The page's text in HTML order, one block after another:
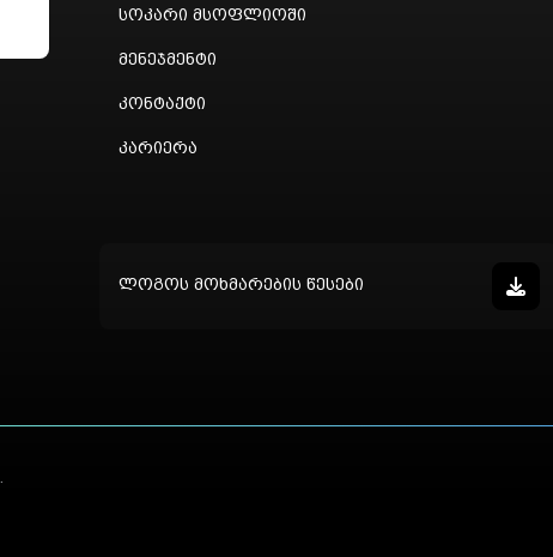
სოკარი მსოფლიოში
მენეჯმენტი
კონტაქტი
კარიერა
ლოგოს მოხმარების წესები